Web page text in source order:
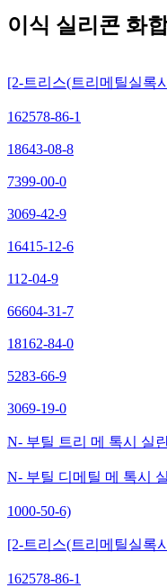
이식 실리콘 화
[2-트리스(트리메틸실록
162578-86-1
18643-08-8
7399-00-0
3069-42-9
16415-12-6
112-04-9
66604-31-7
18162-84-0
5283-66-9
3069-19-0
N- 부틸 트리 메 톡시 실
N- 부틸 디메틸 메 톡시
1000-50-6)
[2-트리스(트리메틸실록
162578-86-1